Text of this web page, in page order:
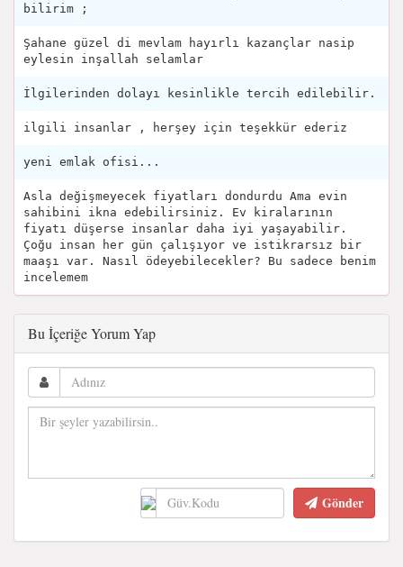
bilirim ;
Şahane güzel di mevlam hayırlı kazançlar nasip
eylesin inşallah selamlar
İlgilerinden dolayı kesinlikle tercih edilebilir.
ilgili insanlar , herşey için teşekkür ederiz
yeni emlak ofisi...
Asla değişmeyecek fiyatları dondurdu Ama evin
sahibini ikna edebilirsiniz. Ev kiralarının
fiyatı düşerse insanlar daha iyi yaşayabilir.
Çoğu insan her gün çalışıyor ve istikrarsız bir
maaşı var. Nasıl ödeyebilecekler? Bu sadece benim
incelemem
Bu İçeriğe Yorum Yap
Gönder